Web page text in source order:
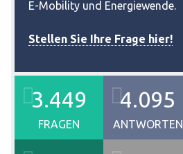
E-Mobility und Energiewende.
Stellen Sie Ihre Frage hier!
3.449
FRAGEN
4.095
ANTWORTEN